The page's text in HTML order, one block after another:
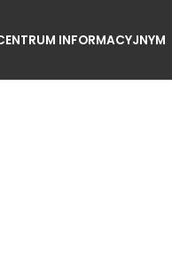
INFORMACYJNYM